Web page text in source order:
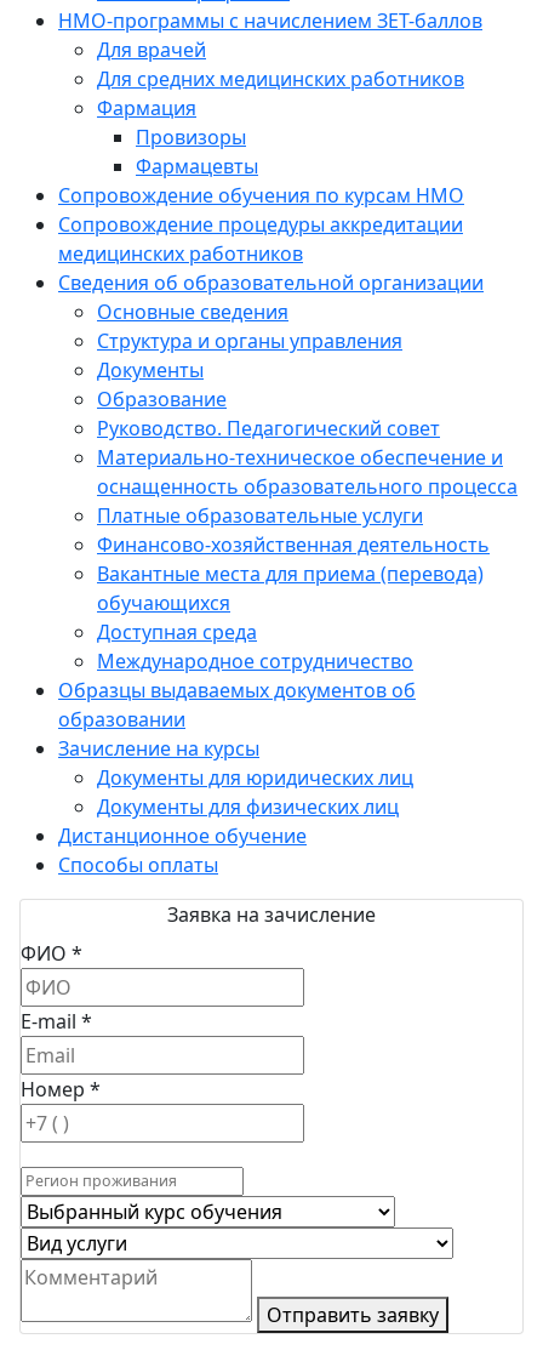
НМО-программы с начислением ЗЕТ-баллов
Для врачей
Для средних медицинских работников
Фармация
Провизоры
Фармацевты
Сопровождение обучения по курсам НМО
Сопровождение процедуры аккредитации
медицинских работников
Сведения об образовательной организации
Основные сведения
Структура и органы управления
Документы
Образование
Руководство. Педагогический совет
Материально-техническое обеспечение и
оснащенность образовательного процесса
Платные образовательные услуги
Финансово-хозяйственная деятельность
Вакантные места для приема (перевода)
обучающихся
Доступная среда
Международное сотрудничество
Образцы выдаваемых документов об
образовании
Зачисление на курсы
Документы для юридических лиц
Документы для физических лиц
Дистанционное обучение
Способы оплаты
Заявка на зачисление
ФИО *
E-mail *
Номер *
Отправить заявку